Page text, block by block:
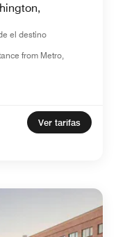
el destino
from Metro,
Ver tarifas